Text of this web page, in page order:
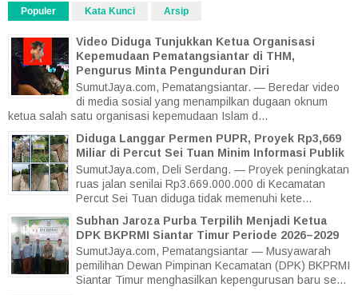
Populer Kata Kunci Arsip
Video Diduga Tunjukkan Ketua Organisasi
Kepemudaan Pematangsiantar di THM,
Pengurus Minta Pengunduran Diri
SumutJaya.com, Pematangsiantar. — Beredar video
di media sosial yang menampilkan dugaan oknum
ketua salah satu organisasi kepemudaan Islam d...
Diduga Langgar Permen PUPR, Proyek Rp3,669
Miliar di Percut Sei Tuan Minim Informasi Publik
SumutJaya.com, Deli Serdang. — Proyek peningkatan
ruas jalan senilai Rp3.669.000.000 di Kecamatan
Percut Sei Tuan diduga tidak memenuhi kete...
Subhan Jaroza Purba Terpilih Menjadi Ketua
DPK BKPRMI Siantar Timur Periode 2026–2029
SumutJaya.com, Pematangsiantar — Musyawarah
pemilihan Dewan Pimpinan Kecamatan (DPK) BKPRMI
Siantar Timur menghasilkan kepengurusan baru se...